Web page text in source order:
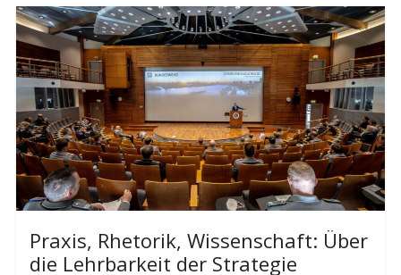
Praxis, Rhetorik, Wissenschaft: Über
die Lehrbarkeit der Strategie